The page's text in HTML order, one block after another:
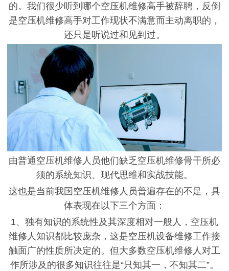
的。我们很少听到哪个空压机维修高手被辞聘，反倒
是空压机维修高手对工作现状不满意而主动离职的，
还只是听说过和见到过。
由普通空压机维修人员他们缺乏空压机维修骨干所必
须的系统知识、现代思维和实战技能。
这也是当前我国空压机维修人员普遍存在的不足，具
体表现在以下三个方面：
1、独有知识的系统性及其深度相对一般人，空压机
维修人知识都比较庞杂，这是空压机设备维修工作接
触面广的性质所决定的。但大多数空压机维修人对工
作所涉及的很多知识往往是“只知其一，不知其二”。